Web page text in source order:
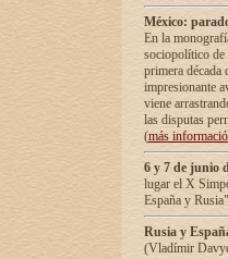
México:
En la
sociopolítico de
primera década
impresionante
viene
las disputas
(más
6 y 7 de junio
lugar el X
España y
Rusia y
(Vladímir